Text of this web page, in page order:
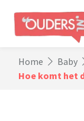
Home Baby
Hoe komt het